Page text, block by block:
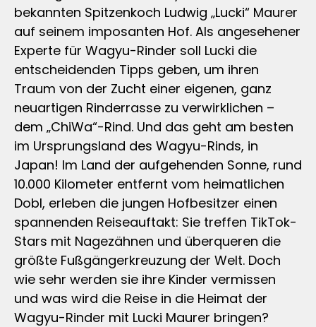
bekannten Spitzenkoch Ludwig „Lucki“ Maurer
auf seinem imposanten Hof. Als angesehener
Experte für Wagyu-Rinder soll Lucki die
entscheidenden Tipps geben, um ihren
Traum von der Zucht einer eigenen, ganz
neuartigen Rinderrasse zu verwirklichen –
dem „ChiWa“-Rind. Und das geht am besten
im Ursprungsland des Wagyu-Rinds, in
Japan! Im Land der aufgehenden Sonne, rund
10.000 Kilometer entfernt vom heimatlichen
Dobl, erleben die jungen Hofbesitzer einen
spannenden Reiseauftakt: Sie treffen TikTok-
Stars mit Nagezähnen und überqueren die
größte Fußgängerkreuzung der Welt. Doch
wie sehr werden sie ihre Kinder vermissen
und was wird die Reise in die Heimat der
Wagyu-Rinder mit Lucki Maurer bringen?